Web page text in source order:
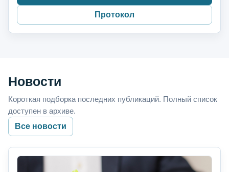
Протокол
Новости
Короткая подборка последних публикаций. Полный список
доступен в архиве.
Все новости